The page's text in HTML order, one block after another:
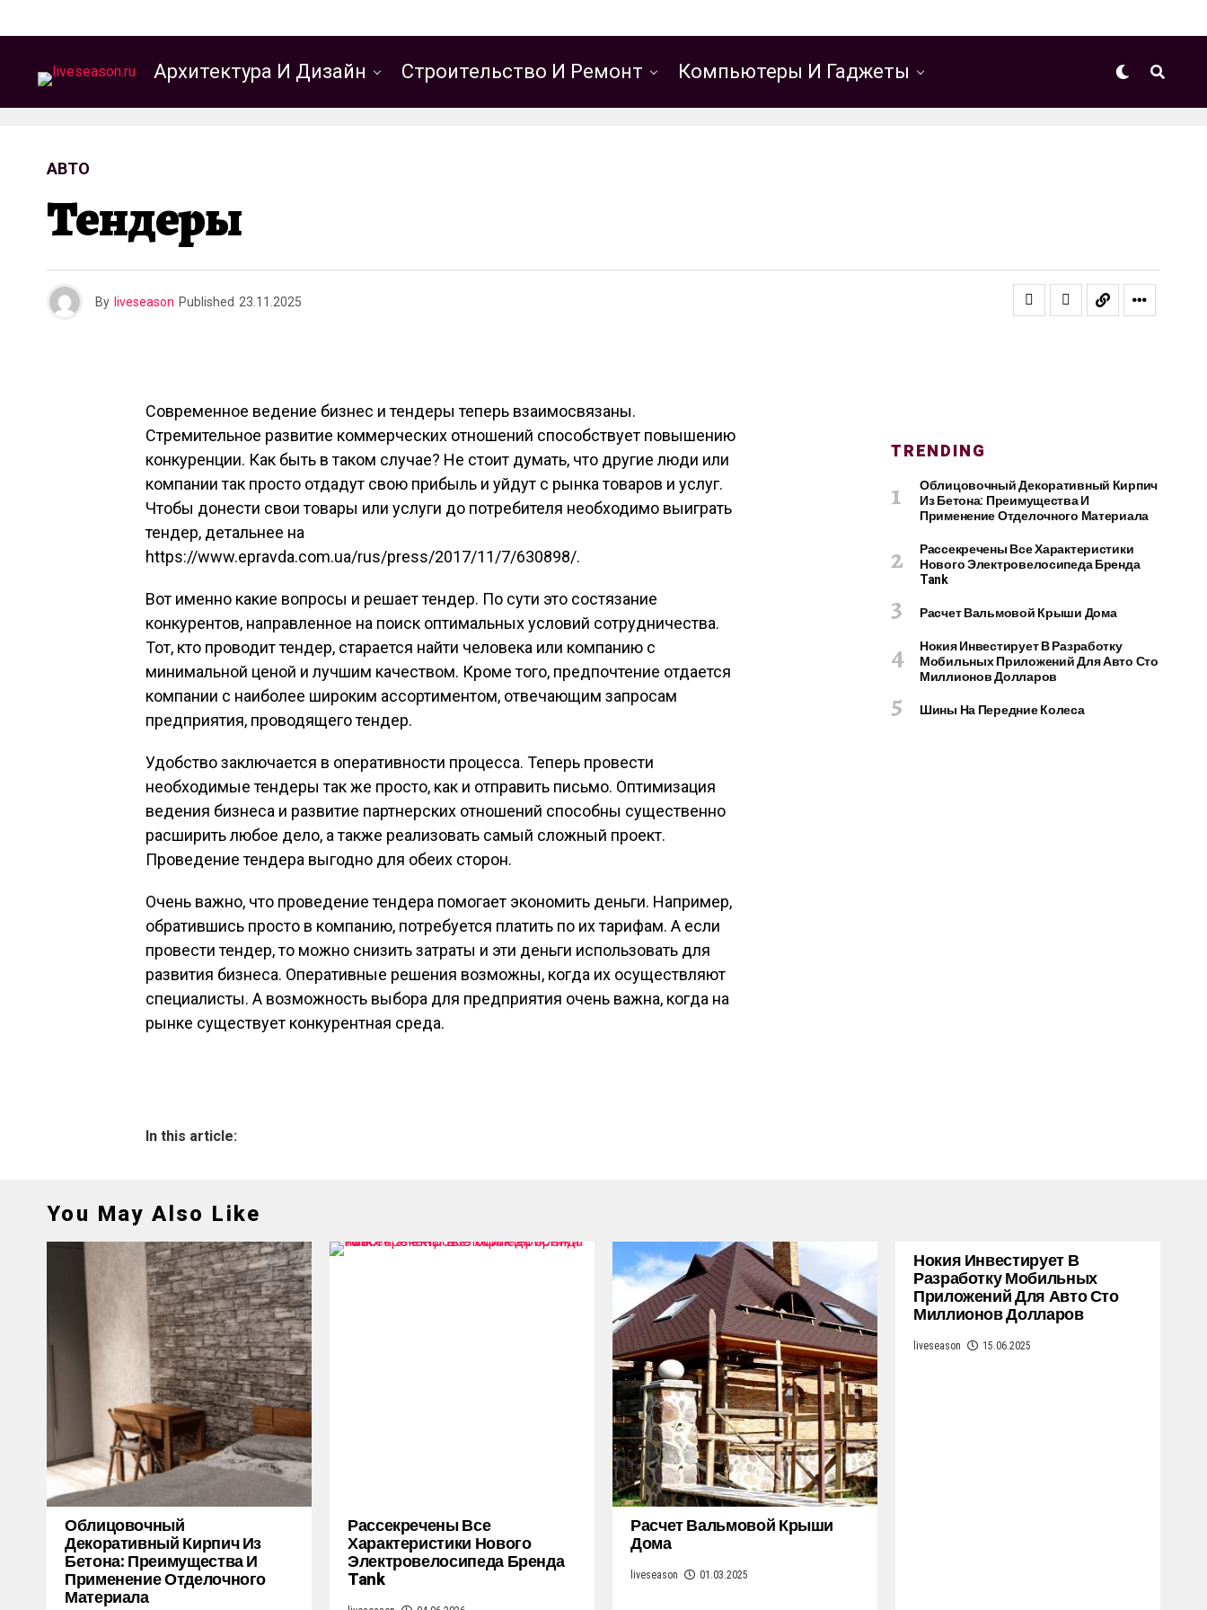
Архитектура И Дизайн Строительство И Ремонт Компьютеры И Гаджеты
АВТО
Тендеры
By liveseason Published 23.11.2025
Современное ведение бизнес и тендеры теперь взаимосвязаны.
Стремительное развитие коммерческих отношений способствует повышению
конкуренции. Как быть в таком случае? Не стоит думать, что другие люди или
компании так просто отдадут свою прибыль и уйдут с рынка товаров и услуг.
Чтобы донести свои товары или услуги до потребителя необходимо выиграть
тендер, детальнее на
https://www.epravda.com.ua/rus/press/2017/11/7/630898/.
Вот именно какие вопросы и решает тендер. По сути это состязание
конкурентов, направленное на поиск оптимальных условий сотрудничества.
Тот, кто проводит тендер, старается найти человека или компанию с
минимальной ценой и лучшим качеством. Кроме того, предпочтение отдается
компании с наиболее широким ассортиментом, отвечающим запросам
предприятия, проводящего тендер.
Удобство заключается в оперативности процесса. Теперь провести
необходимые тендеры так же просто, как и отправить письмо. Оптимизация
ведения бизнеса и развитие партнерских отношений способны существенно
расширить любое дело, а также реализовать самый сложный проект.
Проведение тендера выгодно для обеих сторон.
Очень важно, что проведение тендера помогает экономить деньги. Например,
обратившись просто в компанию, потребуется платить по их тарифам. А если
провести тендер, то можно снизить затраты и эти деньги использовать для
развития бизнеса. Оперативные решения возможны, когда их осуществляют
специалисты. А возможность выбора для предприятия очень важна, когда на
рынке существует конкурентная среда.
In this article:
TRENDING
Облицовочный Декоративный Кирпич
Из Бетона: Преимущества И
Применение Отделочного Материала
Рассекречены Все Характеристики
Нового Электровелосипеда Бренда
Tank
Расчет Вальмовой Крыши Дома
Нокия Инвестирует В Разработку
Мобильных Приложений Для Авто Сто
Миллионов Долларов
Шины На Передние Колеса
You May Also Like
Облицовочный
Декоративный Кирпич Из
Бетона: Преимущества И
Применение Отделочного
Материала
Рассекречены Все
Характеристики Нового
Электровелосипеда Бренда
Tank
Расчет Вальмовой Крыши
Дома
liveseason 01.03.2025
Нокия Инвестирует В
Разработку Мобильных
Приложений Для Авто Сто
Миллионов Долларов
liveseason 15.06.2025